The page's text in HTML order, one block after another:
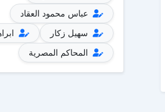
عباس محمود العقاد
سهيل زكار
المحاكم المصرية